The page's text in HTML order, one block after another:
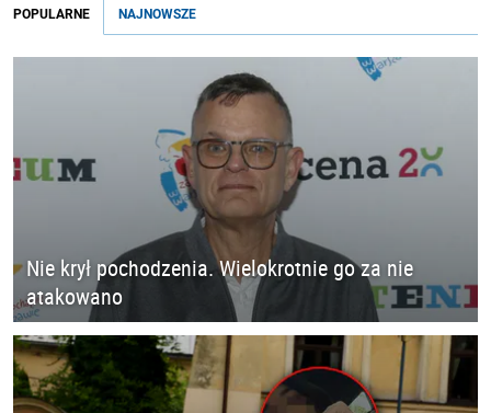
POPULARNE NAJNOWSZE
Nie krył pochodzenia. Wielokrotnie go za nie
atakowano